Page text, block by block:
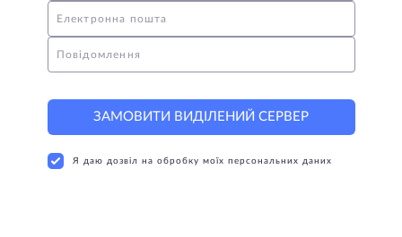
Електронна пошта
Повідомлення
ЗАМОВИТИ ВИДІЛЕНИЙ СЕРВЕР
Я даю дозвіл на обробку моїх персональних даних